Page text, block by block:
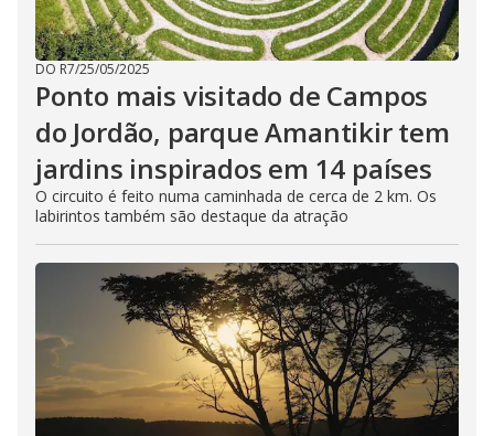
DO R7/25/05/2025
Ponto mais visitado de Campos
do Jordão, parque Amantikir tem
jardins inspirados em 14 países
O circuito é feito numa caminhada de cerca de 2 km. Os
labirintos também são destaque da atração